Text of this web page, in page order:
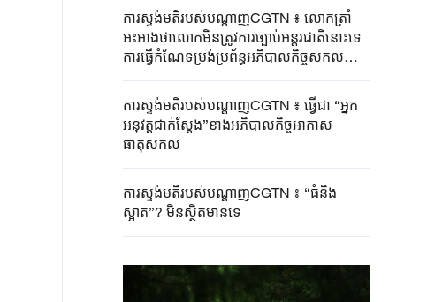
ការស្ទង់មតិរបស់បណ្តាញCGTN ៖ លោកត្រាំ
អះអាងថាលោកមិនត្រូវការច្បាប់អន្តរជាតិនោះទេ
ការធ្វើកំណែទម្រង់ប្រព័ន្ធអភិបាលកិច្ចសកលមាន
ភាពជាបន្ទាន់
ការស្ទង់មតិរបស់បណ្តាញCGTN ៖ ធ្វើជា “អ្នក
អនុវត្តជាក់ស្តែង”ខាងអភិបាលកិច្ចអាកាស
ធាតុសកល
ការស្ទង់មតិរបស់បណ្តាញCGTN ៖ “ធំនិង
ស្អាត”? មិនស្ថិតមានទេ